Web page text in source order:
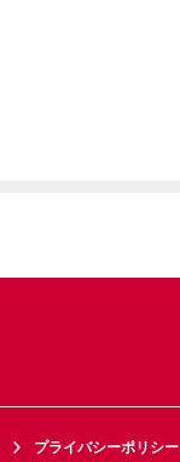
プライバシーポリシー